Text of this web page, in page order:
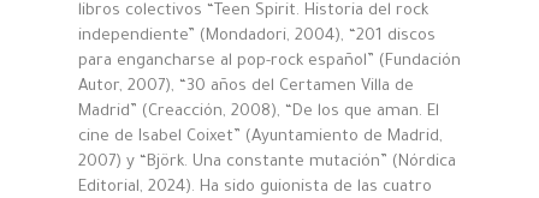
libros colectivos “Teen Spirit. Historia del rock
independiente” (Mondadori, 2004), “201 discos
para engancharse al pop-rock español” (Fundación
Autor, 2007), “30 años del Certamen Villa de
Madrid” (Creacción, 2008), “De los que aman. El
cine de Isabel Coixet” (Ayuntamiento de Madrid,
2007) y “Björk. Una constante mutación” (Nórdica
Editorial, 2024). Ha sido guionista de las cuatro